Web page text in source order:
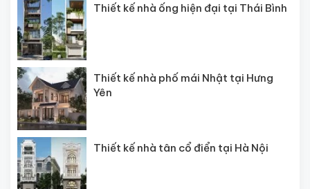
Thiết kế nhà ống hiện đại tại Thái Bình
Thiết kế nhà phố mái Nhật tại Hưng
Yên
Thiết kế nhà tân cổ điển tại Hà Nội